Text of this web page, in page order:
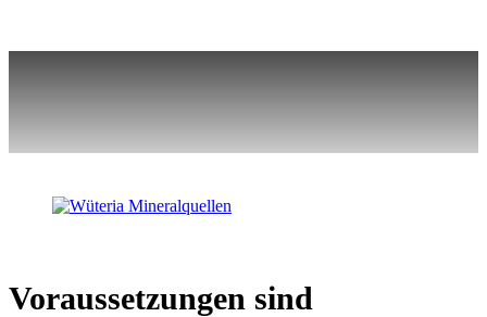
Voraussetzungen sind